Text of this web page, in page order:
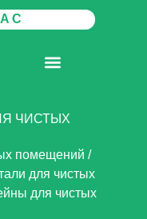
ЧИСТЫХ
помещений /
для чистых
для чистых